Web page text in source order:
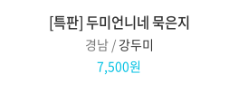
[특판] 두미언니네 묵은지
경남 / 강두미
7,500원